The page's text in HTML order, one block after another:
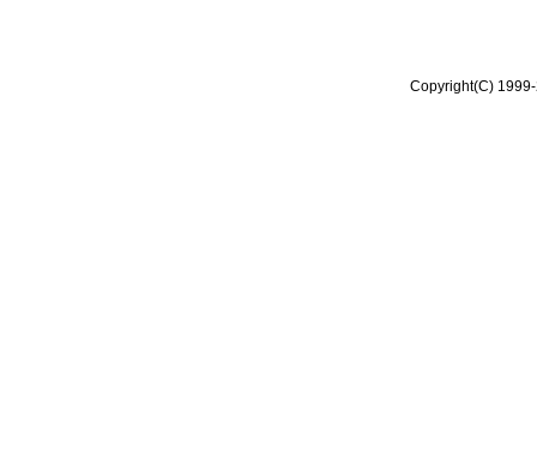
Copyright(C)